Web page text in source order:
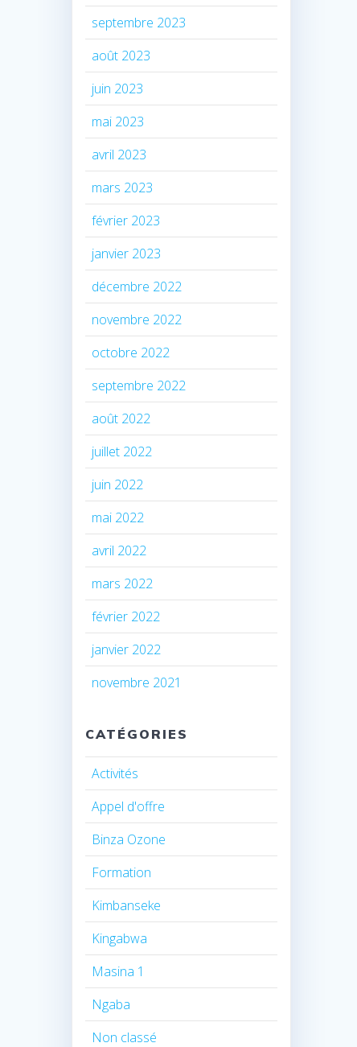
septembre 2023
août 2023
juin 2023
mai 2023
avril 2023
mars 2023
février 2023
janvier 2023
décembre 2022
novembre 2022
octobre 2022
septembre 2022
août 2022
juillet 2022
juin 2022
mai 2022
avril 2022
mars 2022
février 2022
janvier 2022
novembre 2021
CATÉGORIES
Activités
Appel d'offre
Binza Ozone
Formation
Kimbanseke
Kingabwa
Masina 1
Ngaba
Non classé